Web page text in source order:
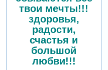
твои мечты!!!
здоровья,
радости,
счастья и
большой
любви!!!